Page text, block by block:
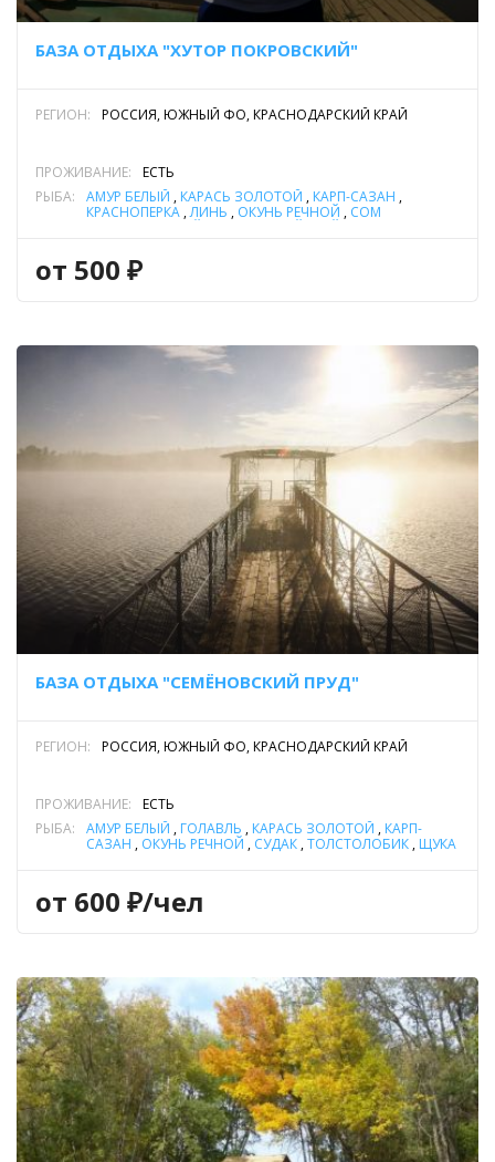
БАЗА ОТДЫХА "ХУТОР ПОКРОВСКИЙ"
РЕГИОН: РОССИЯ, ЮЖНЫЙ ФО, КРАСНОДАРСКИЙ КРАЙ
ПРОЖИВАНИЕ:
ЕСТЬ
РЫБА:
АМУР БЕЛЫЙ , КАРАСЬ ЗОЛОТОЙ , КАРП-САЗАН ,
КРАСНОПЕРКА ,ЛИНЬ , ОКУНЬ РЕЧНОЙ , СОМ
от 500 ₽
БАЗА ОТДЫХА "СЕМЁНОВСКИЙ ПРУД"
РЕГИОН: РОССИЯ, ЮЖНЫЙ ФО, КРАСНОДАРСКИЙ КРАЙ
ПРОЖИВАНИЕ:
ЕСТЬ
РЫБА:
АМУР БЕЛЫЙ , ГОЛАВЛЬ , КАРАСЬ ЗОЛОТОЙ , КАРП-
САЗАН , ОКУНЬ РЕЧНОЙ , СУДАК ,ТОЛСТОЛОБИК , ЩУКА
от 600 ₽/чел